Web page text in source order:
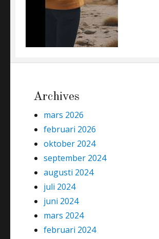
Archives
mars 2026
februari 2026
oktober 2024
september 2024
augusti 2024
juli 2024
juni 2024
mars 2024
februari 2024